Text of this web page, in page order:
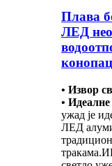
Плава
ЛЕД
• Извор
• Идеалне
ужад је
ЛЕД